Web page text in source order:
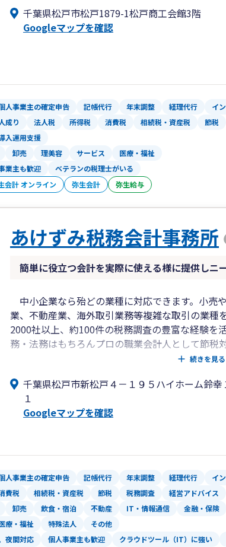
現在、総勢6名の小規模の事務所ではございます
ていただきます。
当事務所は、”お客様に寄り添う日本一”を目指し
千葉県松戸市松戸1879-1松戸商工会館3階
Googleマップを確認
人事業主の確定申告 記帳代行 年末調整 経理代行 イ
成り 法人税 所得税 消費税 相続税・資産税 節税
入運用支援
卸売 理美容 サービス 医療・福祉
業主も歓迎 ベテランの税理士がいる
会計 オンライン 弥生会計 弥生給与
あけずみ税務会計事務所
簡単に役立つ会計を実際に使える様に提供しニ
中小企業なら殆どの業種に対応できます。小売
業、不動産業、海外取引業務等複雑な取引の業種
2000社以上、約100件の税務調査の豊富な経験を
務・法務はもちろんプロの職業会計人として節税
のために常日頃からお客様との情報共有を大事に
でなくお客様のニーズにあった最良の対策を柔軟
めにお客様一人ひとりに丁寧に専属の事務員が応
務の内容に応じて適切な方法を提供しています。
行帳等からの帳簿の作成などもお客様のニーズ
します。記帳と同時にお客様にプロとしての税務
軽にご相談ください。
続きを見る
千葉県松戸市新松戸４－１９５ハイホーム鈴幸
１
Googleマップを確認
人事業主の確定申告 記帳代行 年末調整 経理代行 イ
費税 相続税・資産税 節税 税務調査 経営アドバイス
卸売 飲食・宿泊 不動産 IT・情報通信 金融・保険
療・福祉 特殊法人 その他
夜間対応 個人事業主も歓迎 クラウドツール（IT）に強い